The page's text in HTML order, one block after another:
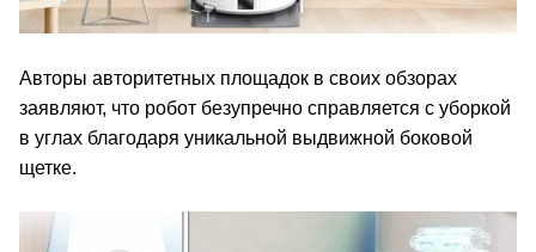
Авторы авторитетных площадок в своих обзорах
заявляют, что робот безупречно справляется с уборкой
в углах благодаря уникальной выдвижной боковой
щетке.